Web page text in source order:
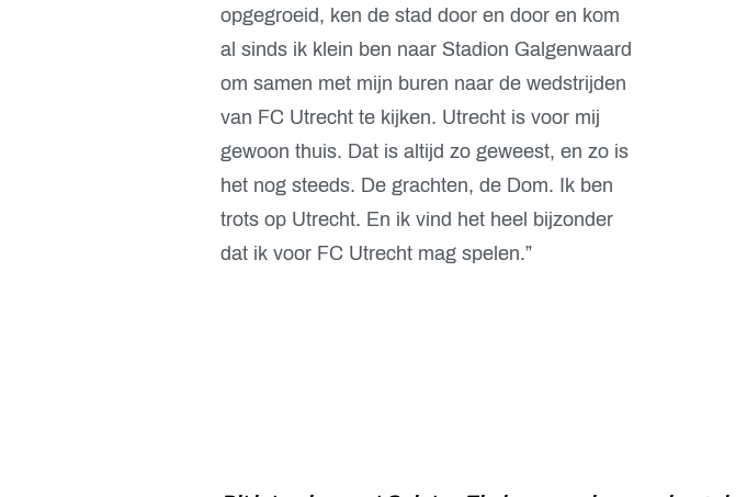
opgegroeid, ken de stad door en door en kom
al sinds ik klein ben naar Stadion Galgenwaard
om samen met mijn buren naar de wedstrijden
van FC Utrecht te kijken. Utrecht is voor mij
gewoon thuis. Dat is altijd zo geweest, en zo is
het nog steeds. De grachten, de Dom. Ik ben
trots op Utrecht. En ik vind het heel bijzonder
dat ik voor FC Utrecht mag spelen.”